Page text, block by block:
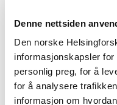
Denne nettsiden
Den norske
informasjonskapsler
personlig preg, for å
for å analysere
informasjon om
«Brainwashing
november 27, 2024
COP29 i